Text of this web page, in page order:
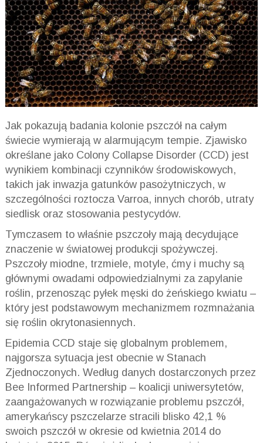
Jak pokazują badania kolonie pszczół na całym
świecie wymierają w alarmującym tempie. Zjawisko
określane jako Colony Collapse Disorder (CCD) jest
wynikiem kombinacji czynników środowiskowych,
takich jak inwazja gatunków pasożytniczych, w
szczególności roztocza Varroa, innych chorób, utraty
siedlisk oraz stosowania pestycydów.
Tymczasem to właśnie pszczoły mają decydujące
znaczenie w światowej produkcji spożywczej.
Pszczoły miodne, trzmiele, motyle, ćmy i muchy są
głównymi owadami odpowiedzialnymi za zapylanie
roślin, przenosząc pyłek męski do żeńskiego kwiatu –
który jest podstawowym mechanizmem rozmnażania
się roślin okrytonasiennych.
Epidemia CCD staje się globalnym problemem,
najgorsza sytuacja jest obecnie w Stanach
Zjednoczonych. Według danych dostarczonych przez
Bee Informed Partnership – koalicji uniwersytetów,
zaangażowanych w rozwiązanie problemu pszczół,
amerykańscy pszczelarze stracili blisko 42,1 %
swoich pszczół w okresie od kwietnia 2014 do